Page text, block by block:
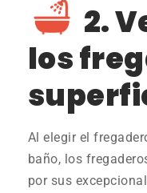
2.
los
Al elegir el
baño, los
por sus